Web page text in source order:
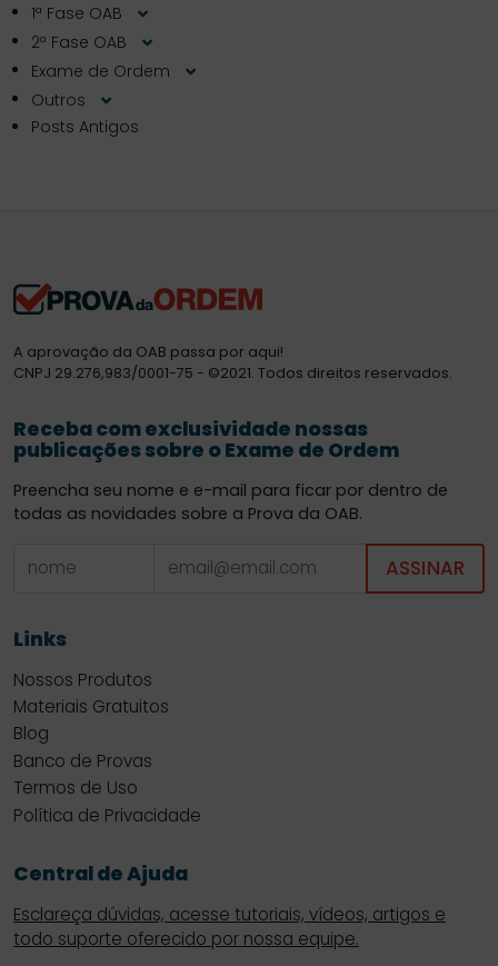
1ª Fase OAB
2ª Fase OAB
Exame de Ordem
Outros
Posts Antigos
A aprovação da OAB passa por aqui!
CNPJ 29.276,983/0001-75 - ©2021. Todos direitos reservados.
Receba com exclusividade nossas
publicações sobre o Exame de Ordem
Preencha seu nome e e-mail para ficar por dentro de
todas as novidades sobre a Prova da OAB.
ASSINAR
Links
Nossos Produtos
Materiais Gratuitos
Blog
Banco de Provas
Termos de Uso
Política de Privacidade
Central de Ajuda
Esclareça dúvidas, acesse tutoriais, vídeos, artigos e
todo suporte oferecido por nossa equipe.